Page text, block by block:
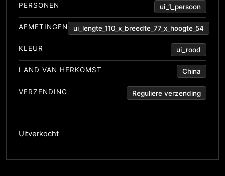
PERSONEN ui_1_persoon
AFMETINGEN ui_lengte_110_x_breedte_77_x_hoogte_54
KLEUR ui_rood
LAND VAN HERKOMST China
VERZENDING Reguliere verzending
Uitverkocht